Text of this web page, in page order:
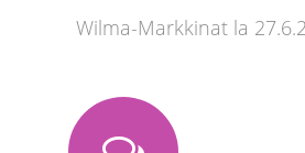
Wilma-Markkinat la